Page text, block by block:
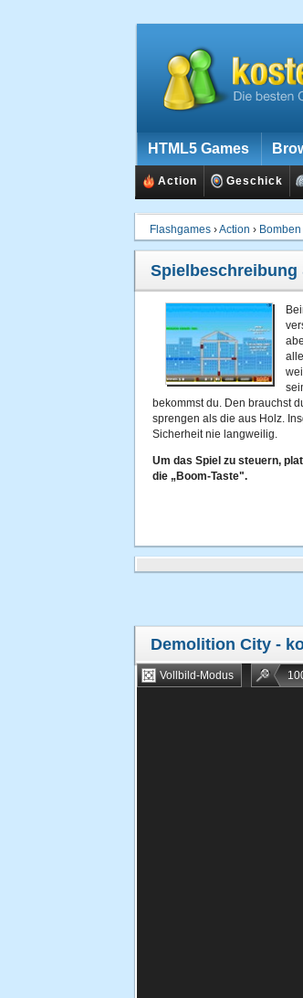
HTML5 Games
Action Geschick
Flashgames ›Action ›
Spielbeschreibung
bekommst du. Den brauchst
sprengen als die aus Holz.
Sicherheit nie langweilig.
Um das Spiel zu steuern,
die „Boom-Taste".
Demolition City -
Vollbild-Modus